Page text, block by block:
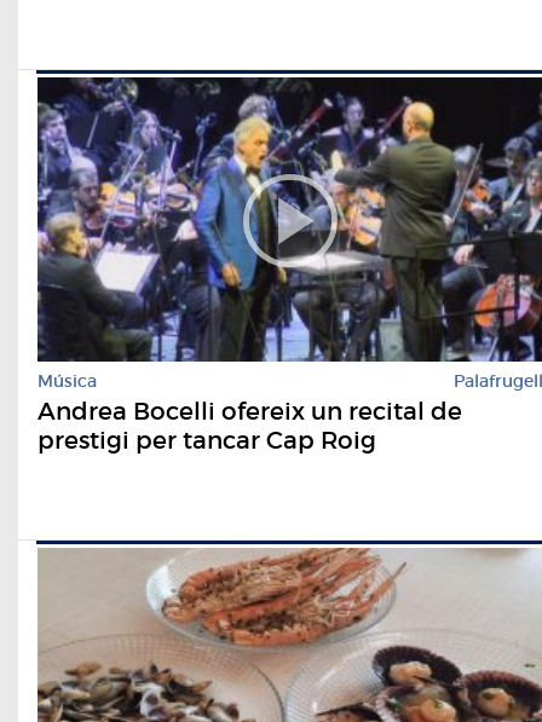
Música Palafrugell
Andrea Bocelli ofereix un recital de
prestigi per tancar Cap Roig